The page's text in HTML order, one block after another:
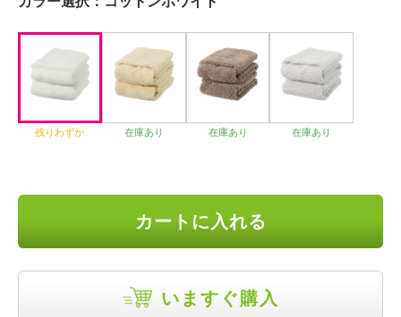
残りわずか 在庫あり 在庫あり 在庫あり
カートに入れる
いますぐ購入